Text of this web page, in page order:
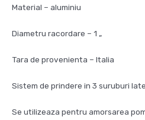
Material – aluminiu
Diametru racordare – 1 „
Tara de provenienta – Italia
Sistem de prindere in 3 suruburi
Se utilizeaza pentru amorsarea